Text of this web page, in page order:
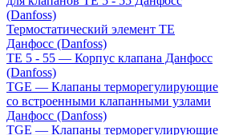
(Danfoss)
Термостатический элемент TE
Данфосс (Danfoss)
TE 5 - 55 — Корпус клапана Данфосс
(Danfoss)
TGE — Клапаны терморегулирующие
со встроенными клапанными узлами
Данфосс (Danfoss)
TGE — Клапаны терморегулирующие